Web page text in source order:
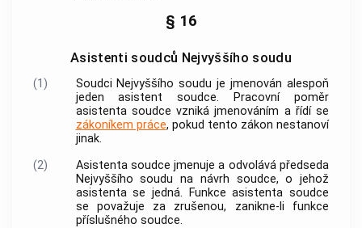
§ 16
Asistenti soudců Nejvyššího soudu
(1)
Soudci Nejvyššího soudu je jmenován alespoň
jeden asistent soudce. Pracovní poměr
asistenta soudce vzniká jmenováním a řídí se
zákoníkem práce, pokud tento zákon nestanoví
jinak.
(2)
Asistenta soudce jmenuje a odvolává předseda
Nejvyššího soudu na návrh soudce, o jehož
asistenta se jedná. Funkce asistenta soudce
se považuje za zrušenou, zanikne-li funkce
příslušného soudce.